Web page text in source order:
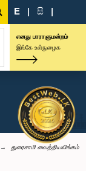
E | සි |
எனது பாராளுமன்றம்
இங்கே உள்நுழைக
துரைசாமி வைத்தியலிங்கம்